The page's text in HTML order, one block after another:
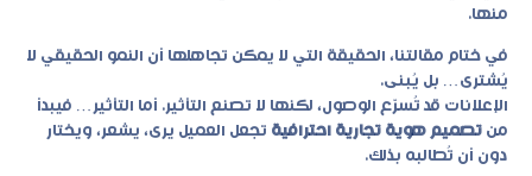
منها.
في ختام مقالتنا، الحقيقة التي لا يمكن تجاهلها أن النمو الحقيقي لا
يُشترى… بل يُبنى.
الإعلانات قد تُسرّع الوصول، لكنها لا تصنع التأثير. أما التأثير… فيبدأ
من تصميم هوية تجارية احترافية تجعل العميل يرى، يشعر، ويختار
دون أن تُطالبه بذلك.